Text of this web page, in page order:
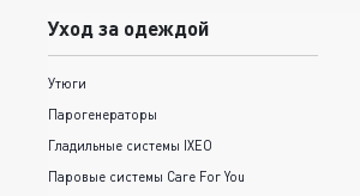
Уход за одеждой
Утюги
Парогенераторы
Гладильные системы IXEO
Паровые системы Care For You